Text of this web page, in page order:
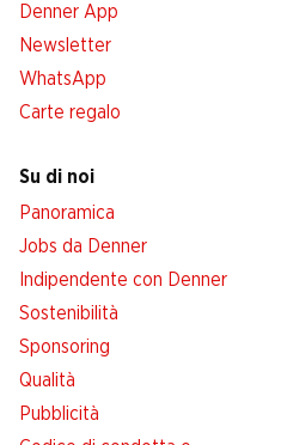
Denner App
Newsletter
WhatsApp
Carte regalo
Su di noi
Panoramica
Jobs da Denner
Indipendente con Denner
Sostenibilità
Sponsoring
Qualità
Pubblicità